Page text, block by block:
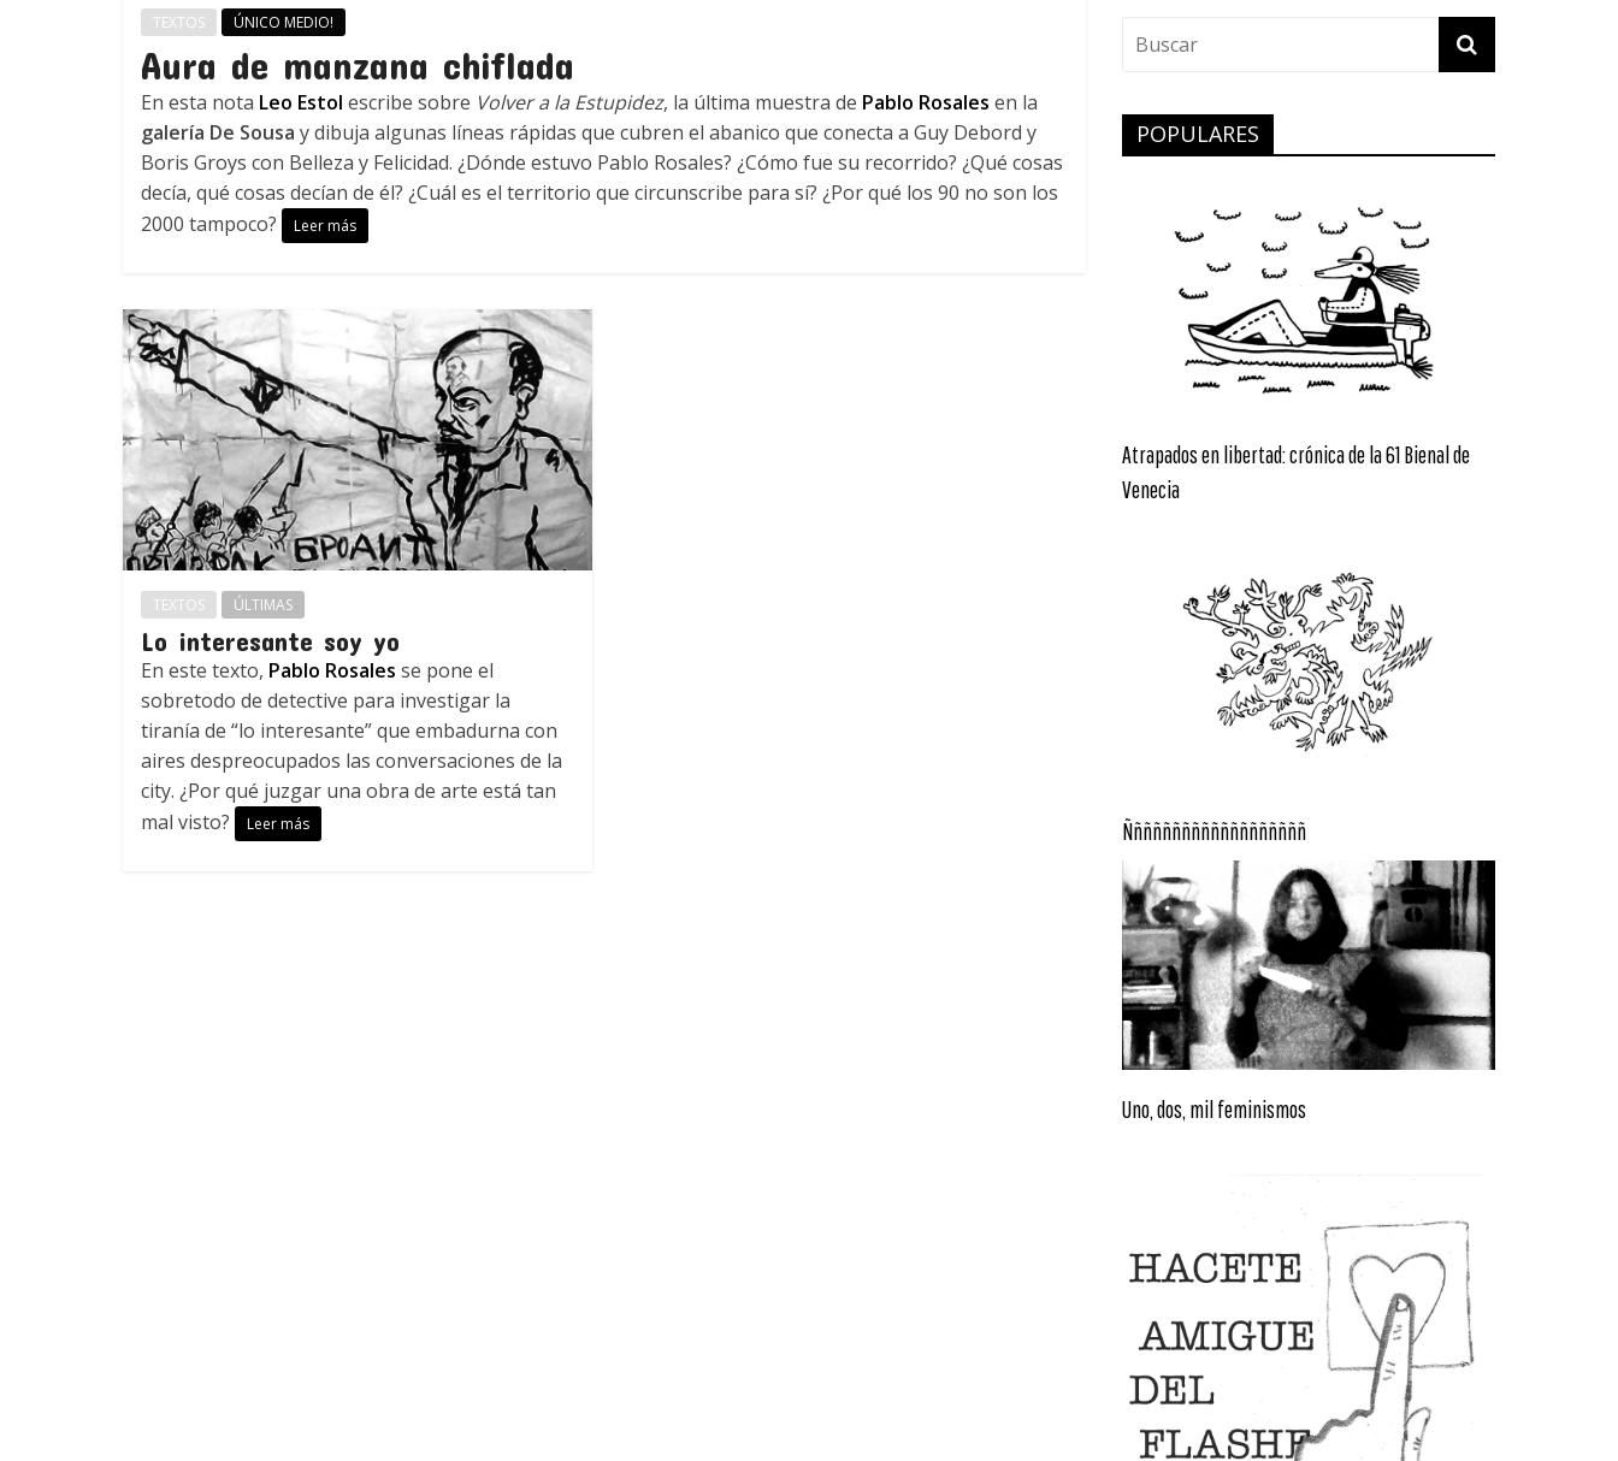
TEXTOS ÚNICO MEDIO!
Aura de manzana chiflada
En esta nota Leo Estol escribe sobre Volver a la Estupidez, la última muestra de Pablo Rosales en la
galería De Sousa y dibuja algunas líneas rápidas que cubren el abanico que conecta a Guy Debord y
Boris Groys con Belleza y Felicidad. ¿Dónde estuvo Pablo Rosales? ¿Cómo fue su recorrido? ¿Qué cosas
decía, qué cosas decían de él? ¿Cuál es el territorio que circunscribe para sí? ¿Por qué los 90 no son los
2000 tampoco?
Leer más
TEXTOS ÚLTIMAS
Lo interesante soy yo
En este texto, Pablo Rosales se pone el
sobretodo de detective para investigar la
tiranía de “lo interesante” que embadurna con
aires despreocupados las conversaciones de la
city. ¿Por qué juzgar una obra de arte está tan
mal visto?
Leer más
POPULARES
Atrapados en libertad: crónica de la 61 Bienal de
Venecia
Ñññññññññññññññññññ
Uno, dos, mil feminismos